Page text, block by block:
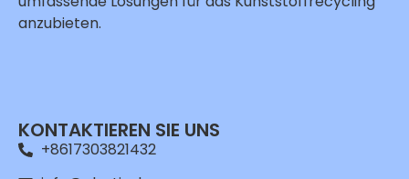
anzubieten.
KONTAKTIEREN SIE UNS
+8617303821432